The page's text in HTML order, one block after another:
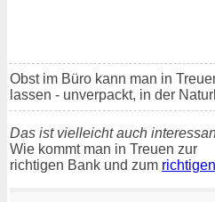
Obst im Büro kann man in
lassen - unverpackt, in der
Das ist vielleicht auch
Wie kommt man in Treuen zur
richtigen Bank und zum